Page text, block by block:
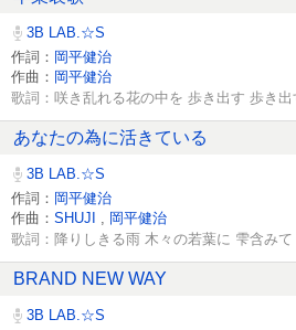
3B LAB.☆S
作詞： 岡平健治
作曲： 岡平健治
歌詞：咲き乱れる花の中を 歩き出す 歩き出
あなたの為に活きている
3B LAB.☆S
作詞： 岡平健治
作曲： SHUJI 岡平健治
歌詞：降りしきる雨 木々の若葉に 雫含みて
BRAND NEW WAY
3B LAB.☆S